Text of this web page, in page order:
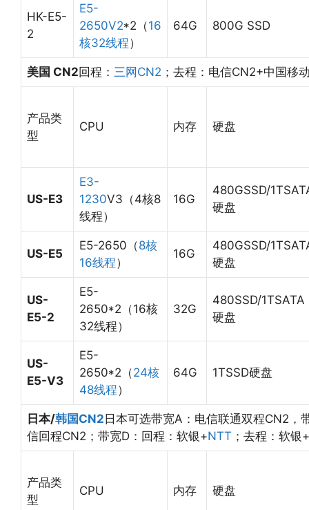
HK-E5-
2
E5-
2650V2*2（16
核32线程）
64G 800G SSD
美国 CN2回程： 三网CN2 ；去程：电信CN2+中国移
产品类
型
CPU 内存 硬盘
US-E3
E3-
1230V3（4核8
线程）
16G
480GSSD/
硬盘
US-E5
E5-2650（8核
16线程）
16G
480GSSD/
硬盘
US-
E5-2
E5-
2650*2（16核
32线程）
32G
480SSD/1TSATA
硬盘
US-
E5-V3
E5-
2650*2（24核
48线程）
64G 1TSSD硬盘
日本/韩国CN2日本可选带宽A：电信联通双程CN2，
信回程CN2；带宽D：回程：软银+NTT ；去程：软银
产品类
型
CPU 内存 硬盘